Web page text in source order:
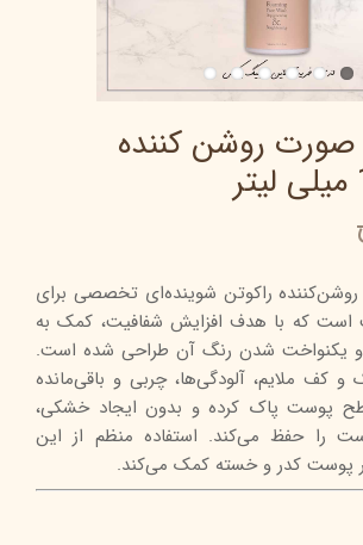
روشن کننده
راکوتن شوینده‌ای تخصصی برای
است که با هدف افزایش شفافیت، کمک به
یکنواخت شدن رنگ آن طراحی شده است.
کف ملایم، آلودگی‌ها، چربی و باقی‌مانده
پوست پاک کرده و بدون ایجاد خشکی،
را حفظ می‌کند. استفاده منظم از این
پوست کدر و خسته کمک می‌کند.